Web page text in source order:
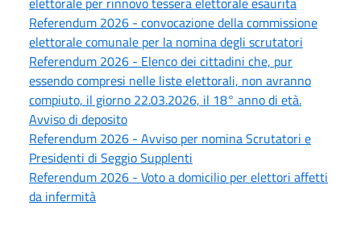
Referendum 2026 - convocazione della commissione
elettorale comunale per la nomina degli scrutatori
Referendum 2026 - Elenco dei cittadini che, pur
essendo compresi nelle liste elettorali, non avranno
compiuto, il giorno 22.03.2026, il 18° anno di età.
Avviso di deposito
Referendum 2026 - Avviso per nomina Scrutatori e
Presidenti di Seggio Supplenti
Referendum 2026 - Voto a domicilio per elettori affetti
da infermità